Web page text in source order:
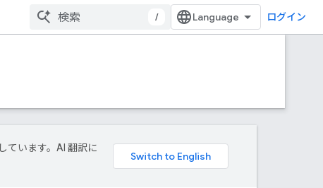
/ ログイン
ています。AI 翻訳に